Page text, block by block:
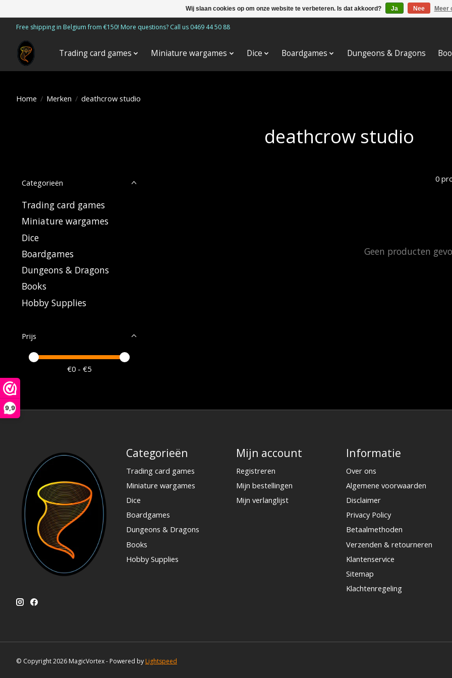
9,9
Free shipping in Belgium from €150! More questions? Call us 0469 44 50 88
Trading card games Miniature wargames Dice Boardgames Dungeons & Dragons
Home / Merken / deathcrow studio
deathcrow studio
Categorieën
Trading card games
Miniature wargames
Dice
Boardgames
Dungeons & Dragons
Books
Hobby Supplies
Prijs
Minimale prijswaarde
Price maximum value
€0 - €5
0
Geen producten
Categorieën
Trading card games
Miniature wargames
Dice
Boardgames
Dungeons & Dragons
Books
Hobby Supplies
Mijn account
Registreren
Mijn bestellingen
Mijn verlanglijst
Informatie
Over ons
Algemene voorwaarden
Disclaimer
Privacy Policy
Betaalmethoden
Verzenden & retourneren
Klantenservice
Sitemap
Klachtenregeling
© Copyright 2026 MagicVortex - Powered by Lightspeed
Wij slaan cookies op om onze website te verbeteren. Is dat akkoord? Ja Nee Meer